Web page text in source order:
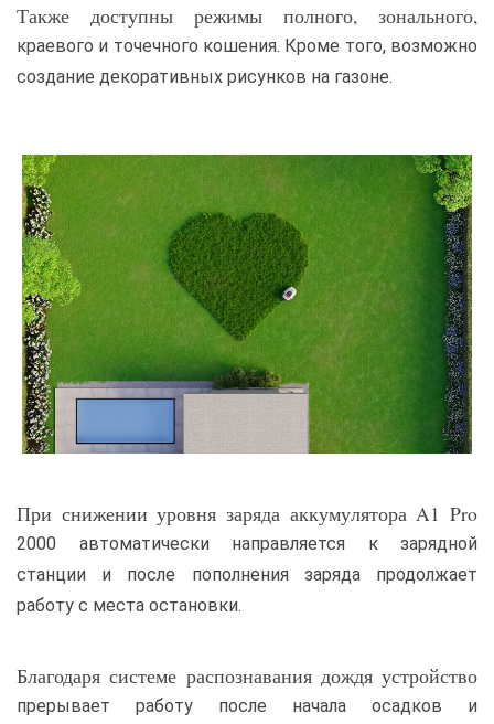
Также доступны режимы полного, зонального,
краевого и точечного кошения. Кроме того, возможно
создание декоративных рисунков на газоне.
При снижении уровня заряда аккумулятора A1 Pro
2000 автоматически направляется к зарядной
станции и после пополнения заряда продолжает
работу с места остановки.
Благодаря системе распознавания дождя устройство
прерывает работу после начала осадков и